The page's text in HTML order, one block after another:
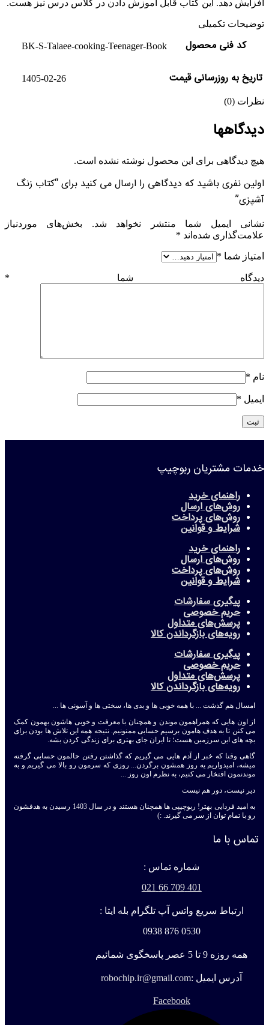
افزایش دهد. این کتاب قابل آموزش دادن در کلاس درس نیز هست.
توضیحات تکمیلی
کد فنی محصول BK-S-Talaee-cooking-Teenager-Book
تاریخ به روزرسانی قیمت 1405-02-26
نظرات (0)
دیدگاهها
هیچ دیدگاهی برای این محصول نوشته نشده است.
اولین نفری باشید که دیدگاهی را ارسال می کنید برای “کتاب زنگ
آشپزی”
نشانی ایمیل شما منتشر نخواهد شد.
بخش‌های موردنیاز
علامت‌گذاری شده‌اند *
امتیاز شما *
دیدگاه شما *
نام *
ایمیل *
خدمات مشتریان ربوچیپ
راهنمای خرید
روش‌های ارسال
روش‌های پرداخت
شرایط و قوانین
راهنمای خرید
روش‌های ارسال
روش‌های پرداخت
شرایط و قوانین
پیگیری سفارشات
حریم خصوصی
پرسش‌های متداول
رویه‌های بازگرداندن کالا
پیگیری سفارشات
حریم خصوصی
پرسش‌های متداول
رویه‌های بازگرداندن کالا
امسال هم گذشت ... با همه خوبی ها و بدی ها، سختی ها و آسونی ها ...
از اون هایی که همراهمون موندن و همچنان با معرفت و خوبی هاشون بهمون کمک
می کنن تا به هدف هامون برسیم حسابی ممنونیم. نتیجه همه این تلاش ها بودن برای
بچه های این سرزمین هست؛ تا ایران جای بهتری برای زندگی کردن بشه.
گاهی وقتا که خبر از آدم هایی می گیریم که گذاشتن رفتن حالمون حسابی گرفته
میشه، امیدواریم یه روز همشون برگردن... روزی که سرمون رو بالا می گیریم و به
موندنمون افتخار می کنیم، به نظرم اون روز ...
دیر نیست، دور هم نیست
به امید فردایی بهتر! ربوچیپی ها همچنان هستند و در سال 1403 رسیدن به هدفشون
رو با تمام توان از سر می گیرند. :)
تماس با ما
شماره تماس :
401 709 66 021
ارتباط سریع واتس آپ تلگرام بله ایتا :
0530 876 0938
همه روزه 9 تا 5 عصر پاسخگوی شمائیم
آدرس ایمیل :robochip.ir@gmail.com
Facebook